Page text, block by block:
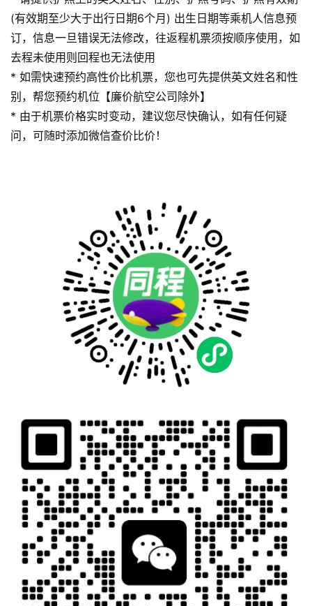
(有效期至少大于出行日期6个月) 出生日期等乘机人信息预
订，信息一旦错误无法修改，往返程机票须按顺序使用，如
去程未使用则回程也无法使用
* 如需快速预约高性价比机票，您也可先提供英文姓名和性
别，帮您预约机位【廉价航空公司除外】
* 由于机票价格实时变动，建议您尽快确认，如有任何疑
问，可随时添加微信查价比价！